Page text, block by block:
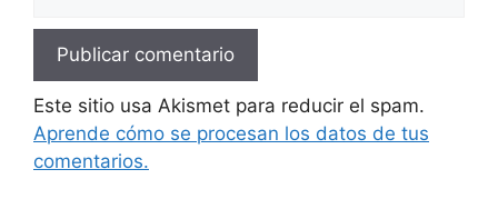
Este sitio usa Akismet para reducir el spam.
Aprende cómo se procesan los datos de tus
comentarios.